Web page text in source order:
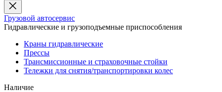
Грузовой автосервис
Гидравлические и грузоподъемные приспособления
Краны гидравлические
Прессы
Трансмиссионные и страховочные стойки
Тележки для снятия/транспортировки колес
Наличие